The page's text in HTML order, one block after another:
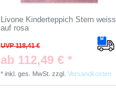
Livone Kinderteppich Stern weiss
auf rosa
UVP 118,41 €
ab 112,49 € *
*inkl. ges. MwSt. zzgl.Versandkosten